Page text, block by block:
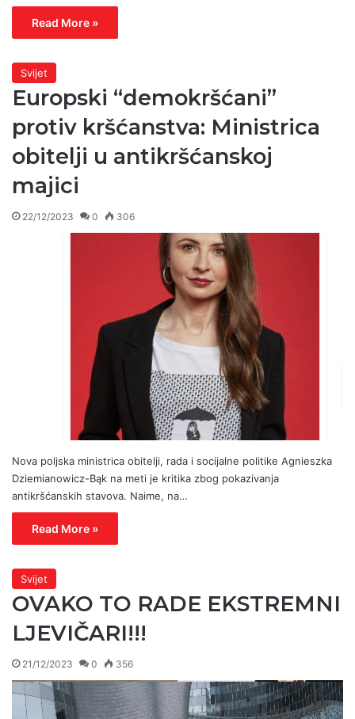
Read More »
Svijet
Europski “demokršćani”
protiv kršćanstva: Ministrica
obitelji u antikršćanskoj
majici
22/12/2023 0 306
Nova poljska ministrica obitelji, rada i socijalne politike Agnieszka
Dziemianowicz-Bąk na meti je kritika zbog pokazivanja
antikršćanskih stavova. Naime, na…
Read More »
Svijet
OVAKO TO RADE EKSTREMNI
LJEVIČARI!!!
21/12/2023 0 356